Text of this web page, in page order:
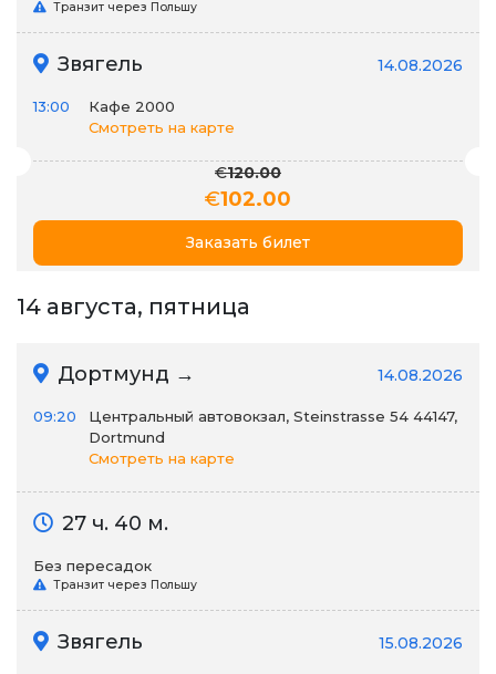
Транзит через Польшу
Звягель 14.08.2026
13:00
Кафе 2000
Смотреть на карте
€120.00
€102.00
Заказать билет
14 августа, пятница
Дортмунд → 14.08.2026
09:20
Центральный автовокзал, Steinstrasse 54 44147,
Dortmund
Смотреть на карте
27 ч. 40 м.
Без пересадок
Транзит через Польшу
Звягель 15.08.2026